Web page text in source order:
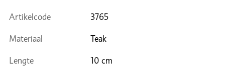
Artikelcode 3765
Materiaal Teak
Lengte 10 cm